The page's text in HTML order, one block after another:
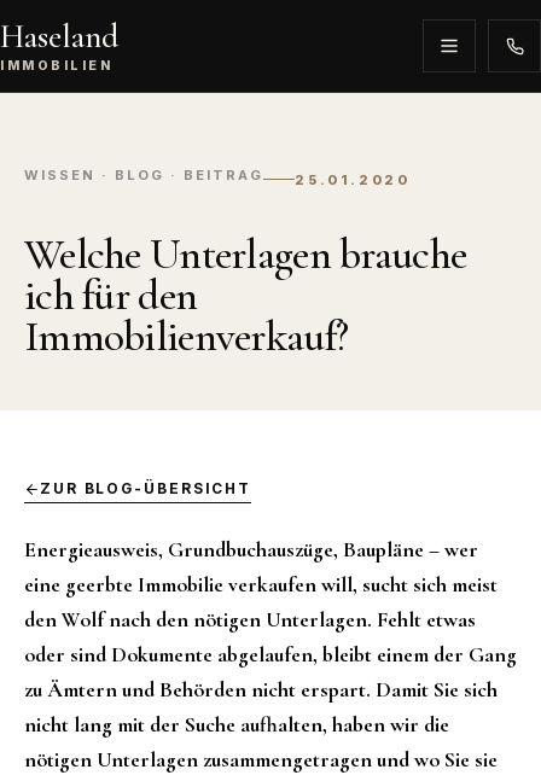
Haseland
IMMOBILIEN
WISSEN · BLOG · BEITRAG 25.01.2020
Welche Unterlagen brauche
ich für den
Immobilienverkauf?
ZUR BLOG-ÜBERSICHT
Energieausweis, Grundbuchauszüge, Baupläne – wer
eine geerbte Immobilie verkaufen will, sucht sich meist
den Wolf nach den nötigen Unterlagen. Fehlt etwas
oder sind Dokumente abgelaufen, bleibt einem der Gang
zu Ämtern und Behörden nicht erspart. Damit Sie sich
nicht lang mit der Suche aufhalten, haben wir die
nötigen Unterlagen zusammengetragen und wo Sie sie